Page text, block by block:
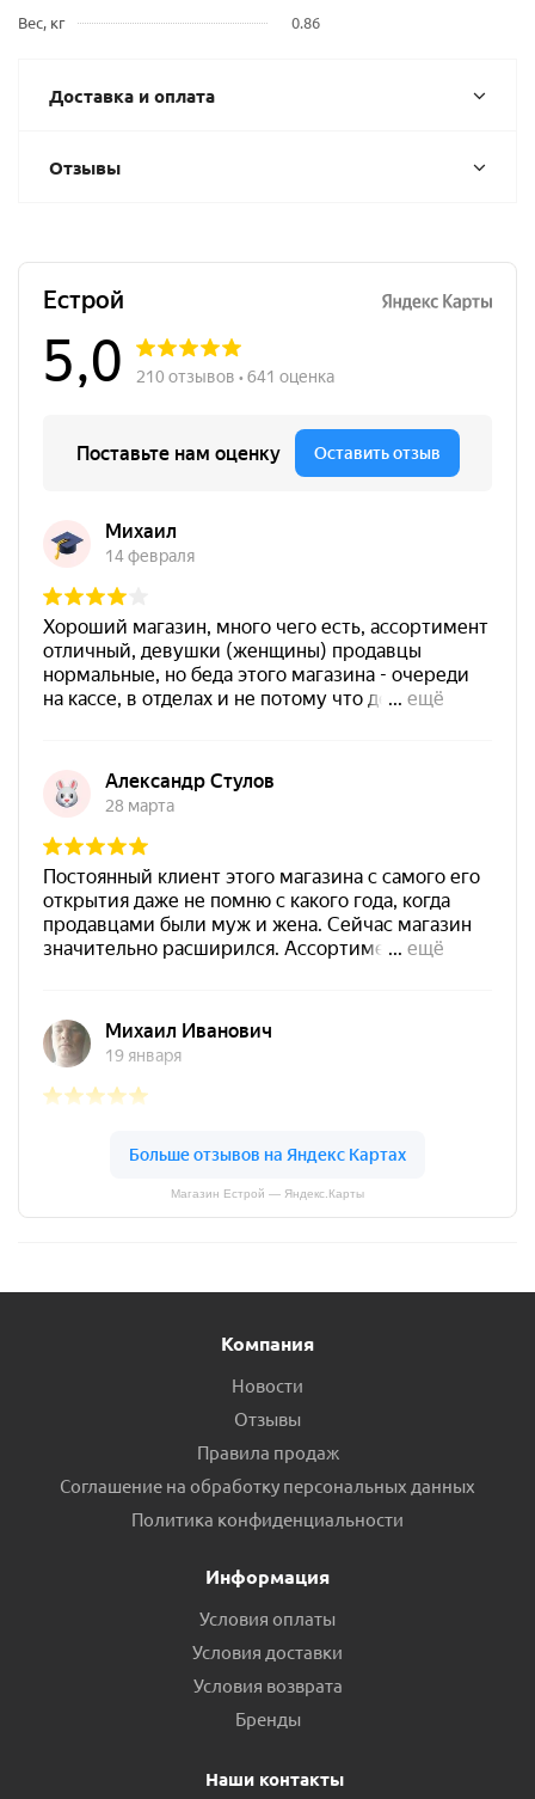
Вес, кг
0.86
Доставка и оплата
Отзывы
Магазин Естрой — Яндекс.Карты
Компания
Новости
Отзывы
Правила продаж
Соглашение на обработку персональных данных
Политика конфиденциальности
Информация
Условия оплаты
Условия доставки
Условия возврата
Бренды
Наши контакты